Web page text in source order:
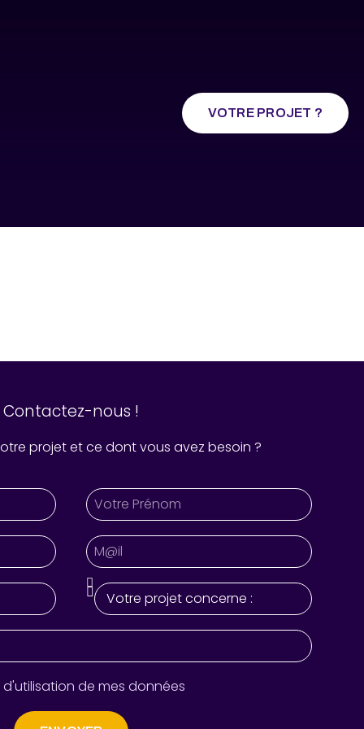
VOTRE PROJET ?
Contactez-nous !
projet et ce dont vous avez besoin ?
de mes données